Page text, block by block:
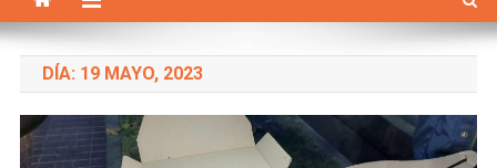
DÍA: 19 MAYO, 2023